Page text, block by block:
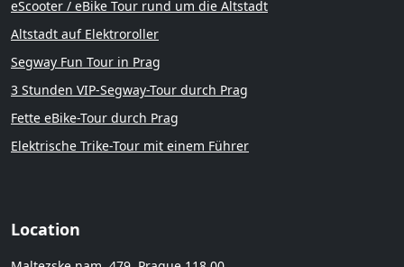
eScooter / eBike Tour rund um die Altstadt
Altstadt auf Elektroroller
Segway Fun Tour in Prag
3 Stunden VIP-Segway-Tour durch Prag
Fette eBike-Tour durch Prag
Elektrische Trike-Tour mit einem Führer
Location